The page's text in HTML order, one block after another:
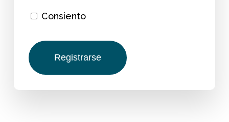
Consiento
Registrarse